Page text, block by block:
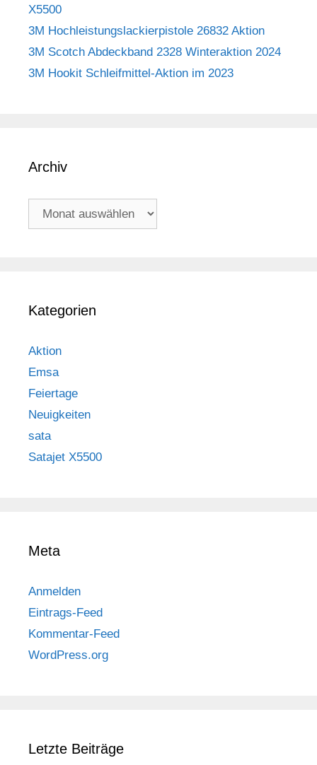
X5500
3M Hochleistungslackierpistole 26832 Aktion
3M Scotch Abdeckband 2328 Winteraktion 2024
3M Hookit Schleifmittel-Aktion im 2023
Archiv
Archiv
Kategorien
Aktion
Emsa
Feiertage
Neuigkeiten
sata
Satajet X5500
Meta
Anmelden
Eintrags-Feed
Kommentar-Feed
WordPress.org
Letzte Beiträge